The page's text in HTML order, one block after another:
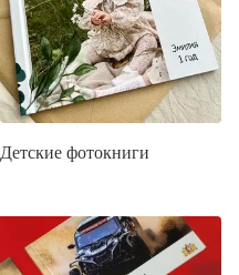
Детские фотокниги